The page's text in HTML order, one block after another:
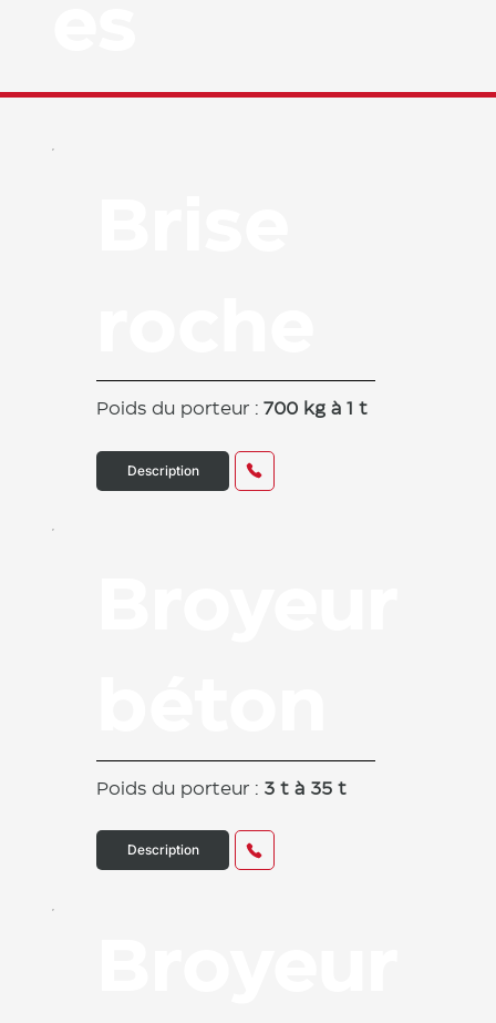
Poids du porteur : 700 kg à 1 t
Description
Poids du porteur : 3 t à 35 t
Description